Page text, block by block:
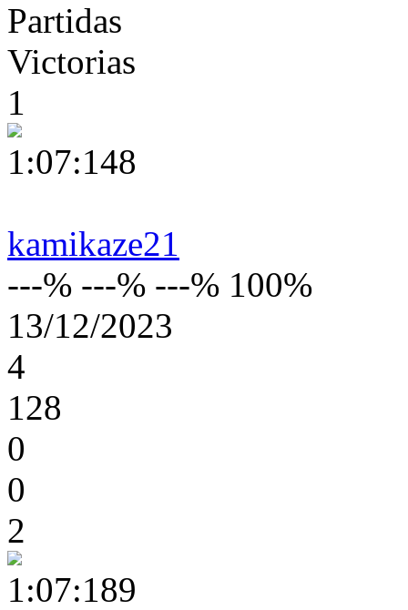
Partidas
Victorias
1
1:07:148
kamikaze21
---% ---% ---% 100%
13/12/2023
4
128
0
0
2
1:07:189